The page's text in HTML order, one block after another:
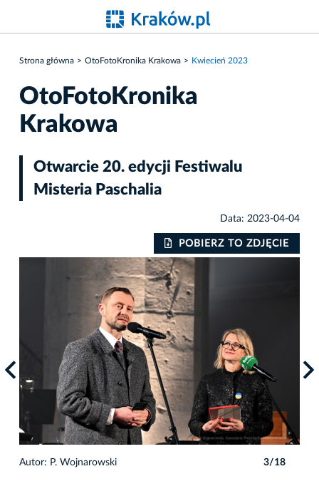
Strona główna OtoFotoKronika Krakowa Kwiecień 2023
OtoFotoKronika
Krakowa
Otwarcie 20. edycji Festiwalu
Misteria Paschalia
Data: 2023-04-04
POBIERZ TO ZDJĘCIE
Autor: P. Wojnarowski 3/18